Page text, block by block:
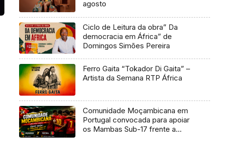
agosto
Ciclo de Leitura da obra” Da
democracia em África” de
Domingos Simões Pereira
Ferro Gaita “Tokador Di Gaita” –
Artista da Semana RTP África
Comunidade Moçambicana em
Portugal convocada para apoiar
os Mambas Sub-17 frente a